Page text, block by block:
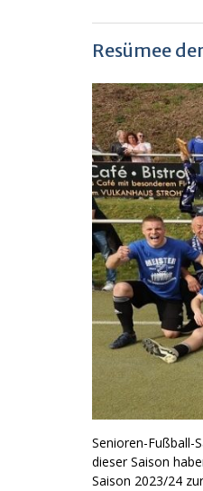
Resümee
Senioren-Fußball-
dieser Saison
Saison 2023/24